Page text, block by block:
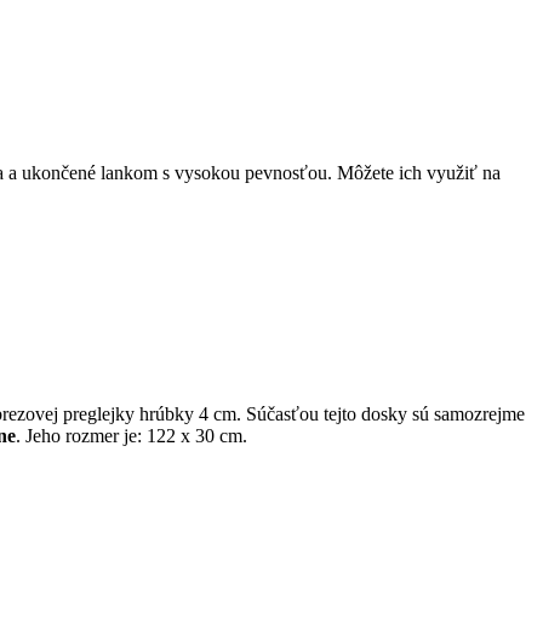
a ukončené lankom s vysokou pevnosťou. Môžete ich využiť na
preglejky hrúbky 4 cm. Súčasťou tejto dosky sú samozrejme
. Jeho rozmer je: 122 x 30 cm.